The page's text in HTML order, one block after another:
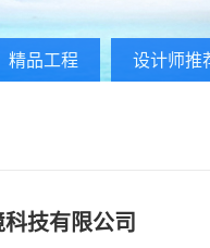
精品工程 设计师推
技有限公司